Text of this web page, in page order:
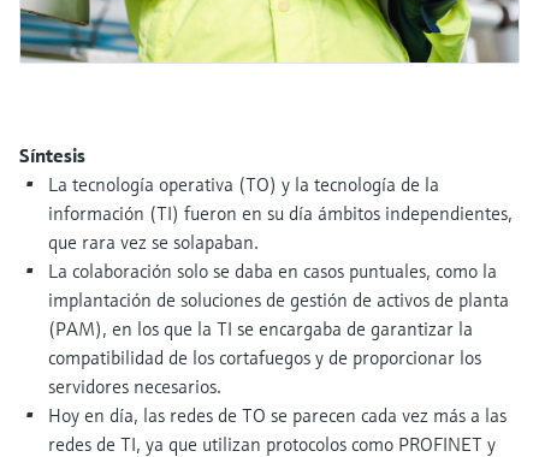
Visor de dispositivos
Buscador de repuestos
Encuentre repuestos por raíz del producto,
código de pedido o número de serie
electromecánico
Level measurement with pressure
Ver todos
Medición mediante transmisión de
Ver todos
la transparencia de los procesos
para una toma de decisiones más
Síntesis
La tecnología operativa (TO) y la tecnología de la
información (TI) fueron en su día ámbitos independientes,
que rara vez se solapaban.
La colaboración solo se daba en casos puntuales, como la
implantación de soluciones de gestión de activos de planta
(PAM), en los que la TI se encargaba de garantizar la
compatibilidad de los cortafuegos y de proporcionar los
servidores necesarios.
Hoy en día, las redes de TO se parecen cada vez más a las
redes de TI, ya que utilizan protocolos como PROFINET y